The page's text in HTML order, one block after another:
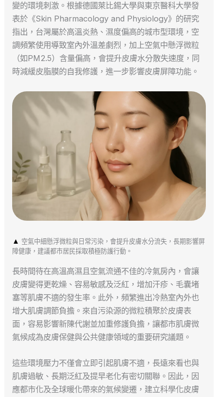
變的環境刺激。根據德國萊比錫大學與東京醫科大學發
表於《Skin Pharmacology and Physiology》的研究
指出，台灣屬於高溫炎熱、濕度偏高的城市型環境，空
調頻繁使用導致室內外溫差劇烈，加上空氣中懸浮微粒
（如PM2.5）含量偏高，會提升皮膚水分散失速度，同
時減緩皮脂膜的自我修護，進一步影響皮膚屏障功能。
▲ 空氣中細懸浮微粒與日常污染，會提升皮膚水分流失，長期影響屏
障健康，建議都市居民採取積極防護行動。
長時間待在高溫高濕且空氣流通不佳的冷氣房內，會讓
皮膚變得更乾燥、容易敏感及泛紅，增加汗疹、毛囊堵
塞等肌膚不適的發生率。此外，頻繁進出冷熱室內外也
增大肌膚調節負擔。來自污染源的微粒積聚於皮膚表
面，容易影響新陳代謝並加重修護負擔，讓都市肌膚微
氣候成為皮膚保健與公共健康領域的重要研究議題。
這些環境壓力不僅會立即引起肌膚不適，長遠來看也與
肌膚過敏、長期泛紅及提早老化有密切關聯。因此，因
應都市化及全球暖化帶來的氣候變遷，建立科學化皮膚